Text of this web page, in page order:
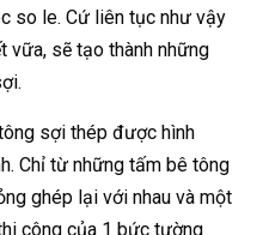
so le. Cứ liên tục như vậy
vữa, sẽ tạo thành những
sợi thép được hình
Chỉ từ những tấm bê tông
ghép lại với nhau và một
công của 1 bức tường